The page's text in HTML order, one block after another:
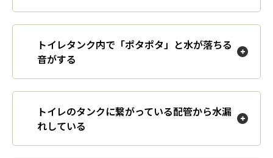
共用部のトラブル
緊急のトラブル
害虫・害獣のトラブル
トイレタンク内で「ポタポタ」と水が落ちる
音がする
トイレのタンクに繋がっている配管から水漏
れしている